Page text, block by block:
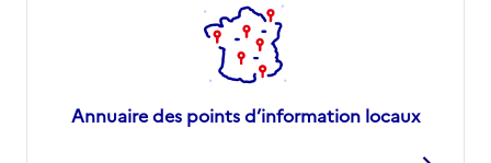
Annuaire des points d’information locaux